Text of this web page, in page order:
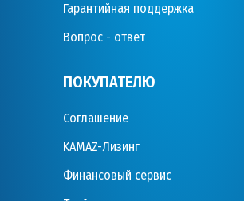
Гарантийная поддержка
Вопрос - ответ
ПОКУПАТЕЛЮ
Соглашение
KAMAZ-Лизинг
Финансовый сервис